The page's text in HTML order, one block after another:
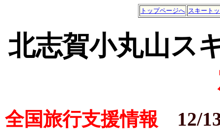
トップページへ スキート
北志賀小丸山ス
全国旅行支援情報 12/